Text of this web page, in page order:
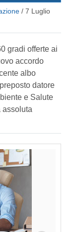
/ 7 Luglio
gradi offerte ai
accordo
albo
datore
e Salute
assoluta